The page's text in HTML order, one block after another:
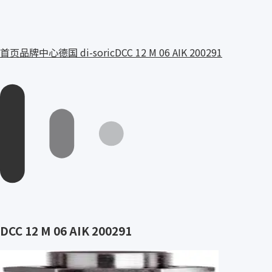
首页品牌中心德国 di-soricDCC 12 M 06 AIK 200291
DCC 12 M 06 AIK 200291